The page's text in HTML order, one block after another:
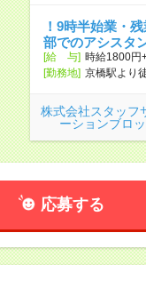
！9時半始業・
部でのアシスタ
[給 与] 時給1800
[勤務地] 京橋駅より
株式会社スタッ
ーションブロ
応募する